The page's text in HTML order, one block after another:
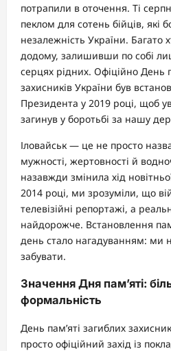
потрапили в оточення. Ті
пеклом для сотень бійців, які
незалежність України. Багато
додому, залишивши по собі
серцях рідних. Офіційно День
захисників України був
Президента у 2019 році, щоб
загинув у боротьбі за нашу
Іловайськ — це не просто
мужності, жертовності й
назавжди змінила хід
2014 році, ми зрозуміли, що
телевізійні репортажі, а
найдорожче. Встановлення
день стало нагадуванням: ми
забувати.
Значення Дня пам’яті:
формальність
День пам’яті загиблих
просто офіційний захід із